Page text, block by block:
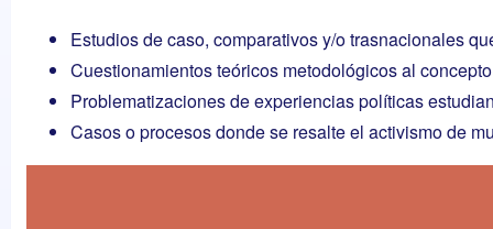
Estudios de caso, comparativos y/o trasnacionales
Cuestionamientos teóricos metodológicos al
Problematizaciones de experiencias políticas
Casos o procesos donde se resalte el activismo de